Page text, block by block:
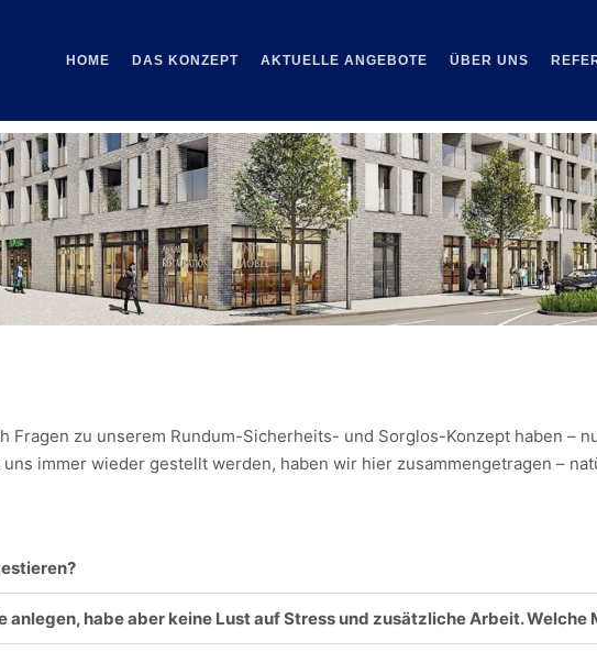
HOME DAS KONZEPT AKTUELLE ANGEBOTE ÜBER UNS
zu unserem Rundum-Sicherheits- und Sorglos-Konzept haben –
immer wieder gestellt werden, haben wir hier zusammengetragen –
anlegen, habe aber keine Lust auf Stress und zusätzliche Arbeit.